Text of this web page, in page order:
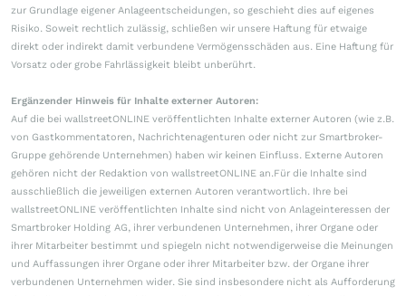
zur Grundlage eigener Anlageentscheidungen, so geschieht dies auf eigenes
Risiko. Soweit rechtlich zulässig, schließen wir unsere Haftung für etwaige
direkt oder indirekt damit verbundene Vermögensschäden aus. Eine Haftung für
Vorsatz oder grobe Fahrlässigkeit bleibt unberührt.
Ergänzender Hinweis für Inhalte externer Autoren:
Auf die bei wallstreetONLINE veröffentlichten Inhalte externer Autoren (wie z.B.
von Gastkommentatoren, Nachrichtenagenturen oder nicht zur Smartbroker-
Gruppe gehörende Unternehmen) haben wir keinen Einfluss. Externe Autoren
gehören nicht der Redaktion von wallstreetONLINE an.Für die Inhalte sind
ausschließlich die jeweiligen externen Autoren verantwortlich. Ihre bei
wallstreetONLINE veröffentlichten Inhalte sind nicht von Anlageinteressen der
Smartbroker Holding AG, ihrer verbundenen Unternehmen, ihrer Organe oder
ihrer Mitarbeiter bestimmt und spiegeln nicht notwendigerweise die Meinungen
und Auffassungen ihrer Organe oder ihrer Mitarbeiter bzw. der Organe ihrer
verbundenen Unternehmen wider. Sie sind insbesondere nicht als Aufforderung